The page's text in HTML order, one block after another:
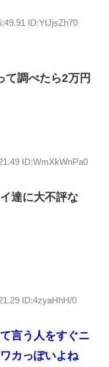
ID:YtJjsZh70
て調べたら2万円
ID:WmXkWnPa0
達に大不評な
ID:4zyaHhH/0
言う人をすぐニ
カっぽいよね